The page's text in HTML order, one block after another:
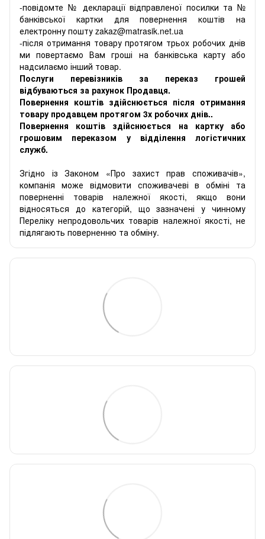
-повідомте № декларації відправленої посилки та №
банківської картки для повернення коштів на
електронну пошту zakaz@matrasik.net.ua
-після отримання товару протягом трьох робочих днів
ми повертаємо Вам гроші на банківська карту або
надсилаємо інший товар.
Послуги перевізників за переказ грошей
відбуваються за рахунок Продавця.
Повернення коштів здійснюється після отримання
товару продавцем протягом 3х робочих днів..
Повернення коштів здійснюється на картку або
грошовим переказом у відділення логістичних
служб.
Згідно із Законом «Про захист прав споживачів»,
компанія може відмовити споживачеві в обміні та
поверненні товарів належної якості, якщо вони
відносяться до категорій, що зазначені у чинному
Переліку непродовольчих товарів належної якості, не
підлягають поверненню та обміну.